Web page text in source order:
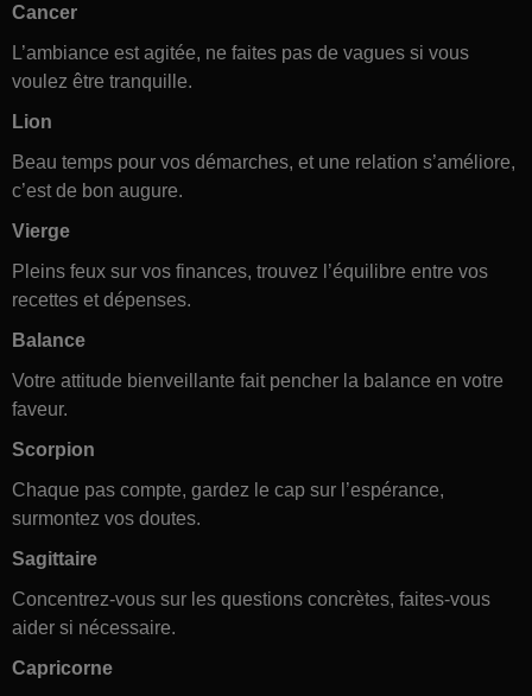
Cancer
L’ambiance est agitée, ne faites pas de vagues si vous
voulez être tranquille.
Lion
Beau temps pour vos démarches, et une relation s’améliore,
c’est de bon augure.
Vierge
Pleins feux sur vos finances, trouvez l’équilibre entre vos
recettes et dépenses.
Balance
Votre attitude bienveillante fait pencher la balance en votre
faveur.
Scorpion
Chaque pas compte, gardez le cap sur l’espérance,
surmontez vos doutes.
Sagittaire
Concentrez-vous sur les questions concrètes, faites-vous
aider si nécessaire.
Capricorne